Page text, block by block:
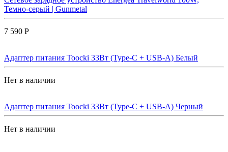
Темно-серый | Gunmetal
7 590 Р
Адаптер питания Toocki 33Вт (Type-C + USB-A) Белый
Нет в наличии
Адаптер питания Toocki 33Вт (Type-C + USB-A) Черный
Нет в наличии